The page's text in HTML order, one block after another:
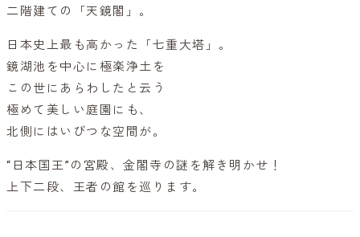
二階建ての「天鏡閣」。
日本史上最も高かった「七重大塔」。
鏡湖池を中心に極楽浄土を
この世にあらわしたと云う
極めて美しい庭園にも、
北側にはいびつな空間が。
“日本国王”の宮殿、金閣寺の謎を解き明かせ！
上下二段、王者の館を巡ります。